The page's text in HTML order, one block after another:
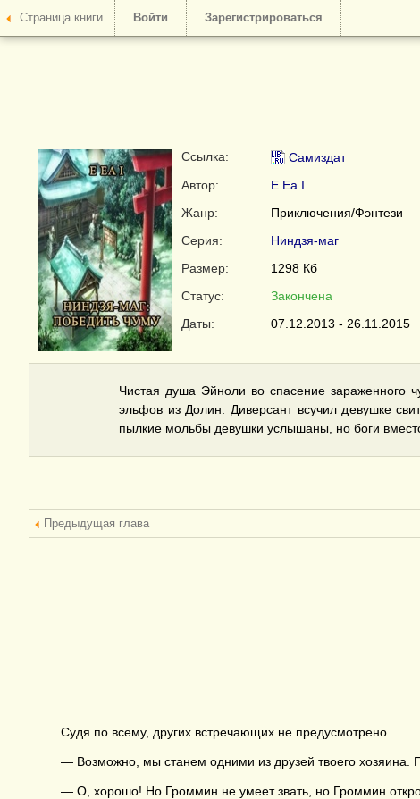
Страница книги Войти Зарегистрироваться
Ссылка:
Самиздат
Автор:
E Ea I
Жанр:
Приключения/Фэнтези
Серия:
Ниндзя-маг
Размер:
1298 Кб
Статус:
Закончена
Даты:
07.12.2013 - 26.11.2015
Чистая душа Эйноли во спасение зараженного
эльфов из Долин. Диверсант всучил девушке
пылкие мольбы девушки услышаны, но боги
Предыдущая глава
Судя по всему, других встречающих не предусмотрено.
— Возможно, мы станем одними из друзей твоего хозяина.
— О, хорошо! Но Громмин не умеет звать, но Громмин